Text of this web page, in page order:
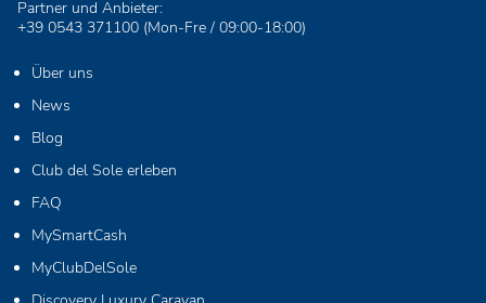
Partner und Anbieter:
+39 0543 371100 (Mon-Fre / 09:00-18:00)
Über uns
News
Blog
Club del Sole erleben
FAQ
MySmartCash
MyClubDelSole